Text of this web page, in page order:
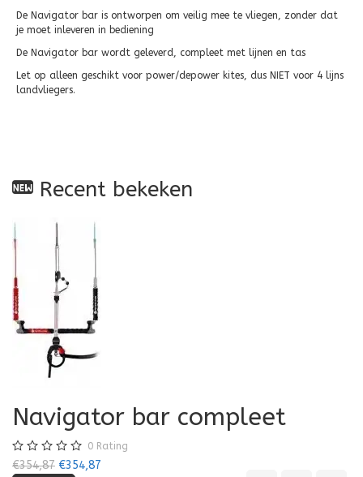
De Navigator bar is ontworpen om veilig mee te vliegen, zonder dat
je moet inleveren in bediening
De Navigator bar wordt geleverd, compleet met lijnen en tas
Let op alleen geschikt voor power/depower kites, dus NIET voor 4 lijns
landvliegers.
Recent bekeken
Navigator bar compleet
0 Rating
€354,87 €354,87